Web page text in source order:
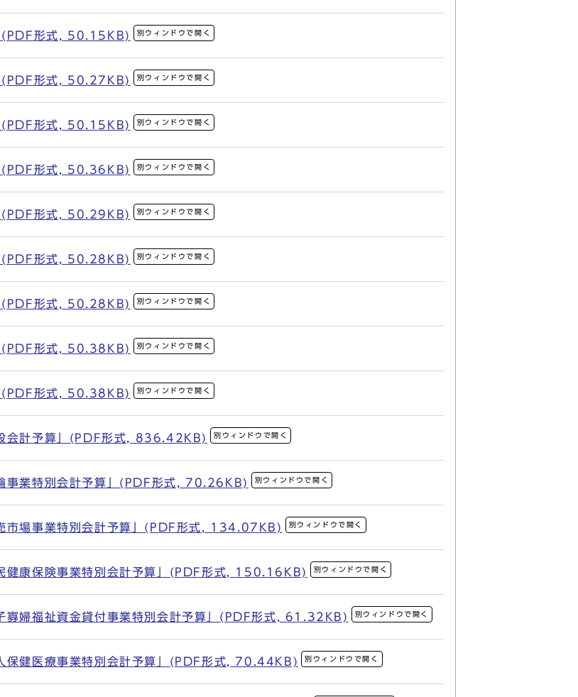
(PDF形式, 50.15KB) 別ウィンドウで開く
(PDF形式, 50.27KB) 別ウィンドウで開く
(PDF形式, 50.15KB) 別ウィンドウで開く
(PDF形式, 50.36KB) 別ウィンドウで開く
(PDF形式, 50.29KB) 別ウィンドウで開く
(PDF形式, 50.28KB) 別ウィンドウで開く
(PDF形式, 50.28KB) 別ウィンドウで開く
(PDF形式, 50.38KB) 別ウィンドウで開く
(PDF形式, 50.38KB) 別ウィンドウで開く
会計予算」(PDF形式, 836.42KB) 別ウィンドウで開く
事業特別会計予算」(PDF形式, 70.26KB) 別ウィンドウで開く
市場事業特別会計予算」(PDF形式, 134.07KB) 別ウィンドウで開く
健康保険事業特別会計予算」(PDF形式, 150.16KB) 別ウィンドウで開く
寡婦福祉資金貸付事業特別会計予算」(PDF形式, 61.32KB) 別ウィンドウで開く
保健医療事業特別会計予算」(PDF形式, 70.44KB) 別ウィンドウで開く